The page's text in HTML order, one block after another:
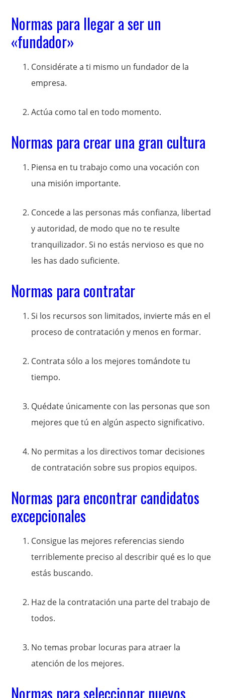
Normas para llegar a ser un
«fundador»
Considérate a ti mismo un fundador de la
empresa.
Actúa como tal en todo momento.
Normas para crear una gran cultura
Piensa en tu trabajo como una vocación con
una misión importante.
Concede a las personas más confianza, libertad
y autoridad, de modo que no te resulte
tranquilizador. Si no estás nervioso es que no
les has dado suficiente.
Normas para contratar
Si los recursos son limitados, invierte más en el
proceso de contratación y menos en formar.
Contrata sólo a los mejores tomándote tu
tiempo.
Quédate únicamente con las personas que son
mejores que tú en algún aspecto significativo.
No permitas a los directivos tomar decisiones
de contratación sobre sus propios equipos.
Normas para encontrar candidatos
excepcionales
Consigue las mejores referencias siendo
terriblemente preciso al describir qué es lo que
estás buscando.
Haz de la contratación una parte del trabajo de
todos.
No temas probar locuras para atraer la
atención de los mejores.
Normas para seleccionar nuevos